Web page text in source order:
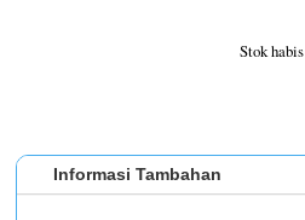
Stok habis
Informasi Tambahan